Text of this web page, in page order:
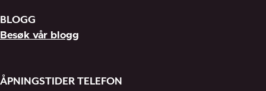
BLOGG
Besøk vår blogg
ÅPNINGSTIDER TELEFON